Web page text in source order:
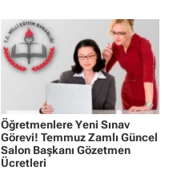
Öğretmenlere Yeni Sınav
Görevi! Temmuz Zamlı Güncel
Salon Başkanı Gözetmen
Ücretleri